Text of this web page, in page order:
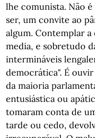
lhe comunista. Não
ser, um convite ao
algum. Contemplar
media, e sobretudo
intermináveis
democrática". É
da maioria
entusiástica ou
tomaram conta de
tarde ou cedo,